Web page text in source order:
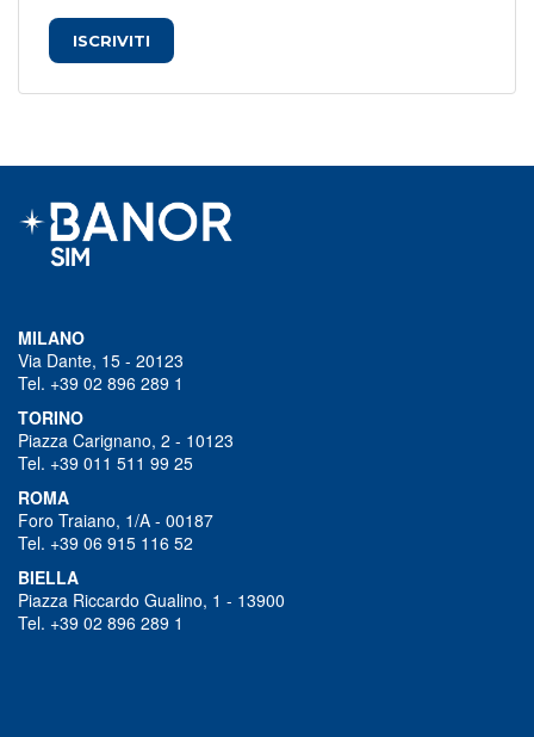
ISCRIVITI
MILANO
Via Dante, 15 - 20123
Tel. +39 02 896 289 1
TORINO
Piazza Carignano, 2 - 10123
Tel. +39 011 511 99 25
ROMA
Foro Traiano, 1/A - 00187
Tel. +39 06 915 116 52
BIELLA
Piazza Riccardo Gualino, 1 - 13900
Tel. +39 02 896 289 1